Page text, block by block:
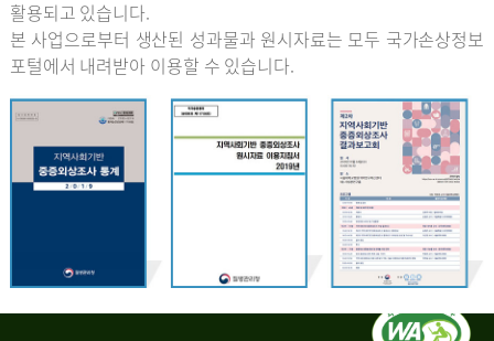
활용되고 있습니다.
본 사업으로부터 생산된 성과물과 원시자료는 모두 국가손상정보
포털에서 내려받아 이용할 수 있습니다.